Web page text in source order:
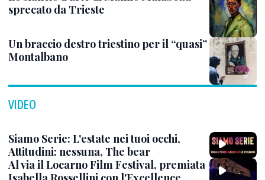
sprecato da Trieste
Un braccio destro triestino per il “quasi”
Montalbano
VIDEO
Siamo Serie: L'estate nei tuoi occhi,
Attitudini: nessuna, The bear
Al via il Locarno Film Festival, premiata